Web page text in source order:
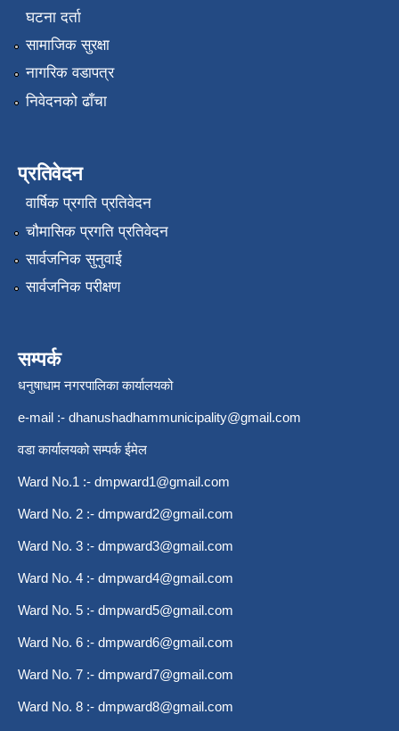
घटना दर्ता
सामाजिक सुरक्षा
नागरिक वडापत्र
निवेदनको ढाँचा
प्रतिवेदन
वार्षिक प्रगति प्रतिवेदन
चौमासिक प्रगति प्रतिवेदन
सार्वजनिक सुनुवाई
सार्वजनिक परीक्षण
सम्पर्क
धनुषाधाम नगरपालिका कार्यालयको
e-mail :- dhanushadhammunicipality@gmail.com
वडा कार्यालयको सम्पर्क ईमेल
Ward No.1 :- dmpward1@gmail.com
Ward No. 2 :- dmpward2@gmail.com
Ward No. 3 :- dmpward3@gmail.com
Ward No. 4 :- dmpward4@gmail.com
Ward No. 5 :- dmpward5@gmail.com
Ward No. 6 :- dmpward6@gmail.com
Ward No. 7 :- dmpward7@gmail.com
Ward No. 8 :- dmpward8@gmail.com